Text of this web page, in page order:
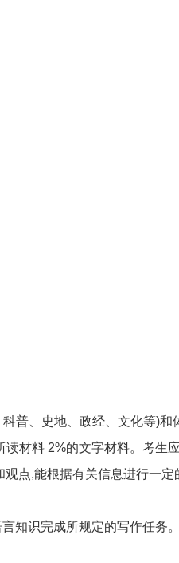
普、史地、政经、文化等)和
材料 2%的文字材料。考生
点,能根据有关信息进行一定
知识完成所规定的写作任务。